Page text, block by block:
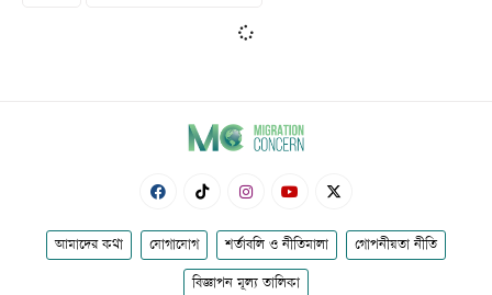
আমাদের কথা যোগাযোগ শর্তাবলি ও নীতিমালা গোপনীয়তা নীতি
বিজ্ঞাপন মূল্য তালিকা